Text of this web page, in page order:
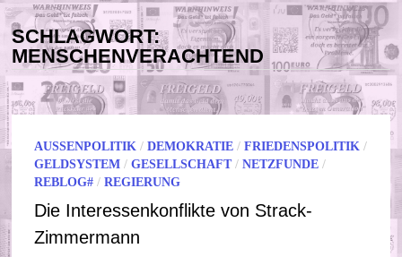
SCHLAGWORT:
MENSCHENVERACHTEND
AUSSENPOLITIK /DEMOKRATIE /FRIEDENSPOLITIK /
GELDSYSTEM /GESELLSCHAFT/NETZFUNDE /
REBLOG# /REGIERUNG
Die Interessenkonflikte von Strack-
Zimmermann